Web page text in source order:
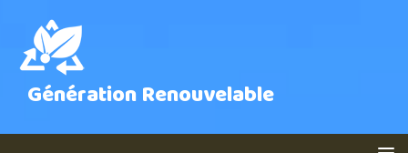
Génération Renouvelable